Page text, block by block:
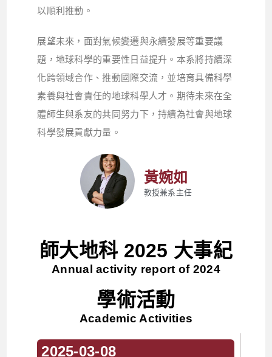
以順利推動。
展望未來，面對氣候變遷與永續發展等重要議
題，地球科學的重要性日益提升。本系將持續深
化跨領域合作、推動國際交流，並培育具備科學
素養與社會責任的地球科學人才。期待未來在全
體師生與系友的共同努力下，持續為社會與地球
科學發展貢獻力量。
黃婉如
教授兼系主任
師大地科 2025 大事紀
Annual activity report of 2024
學術活動
Academic Activities
2025-03-08